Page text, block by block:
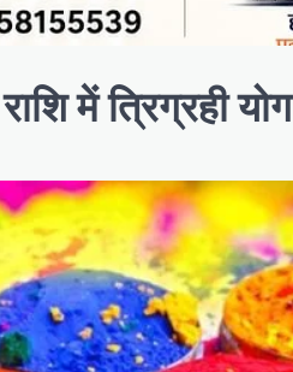
में त्रिग्रही योग